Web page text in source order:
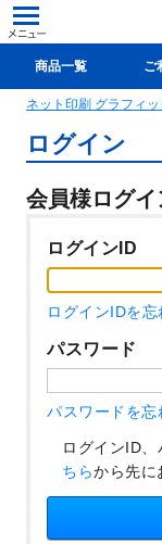
商品一覧 ご
新規会員登録(無料)
ネット印刷 グラフィ
ログイン
会員様ログイ
ログインID
ログインIDを
パスワード
パスワードを忘
ログインID、
ちらから先に